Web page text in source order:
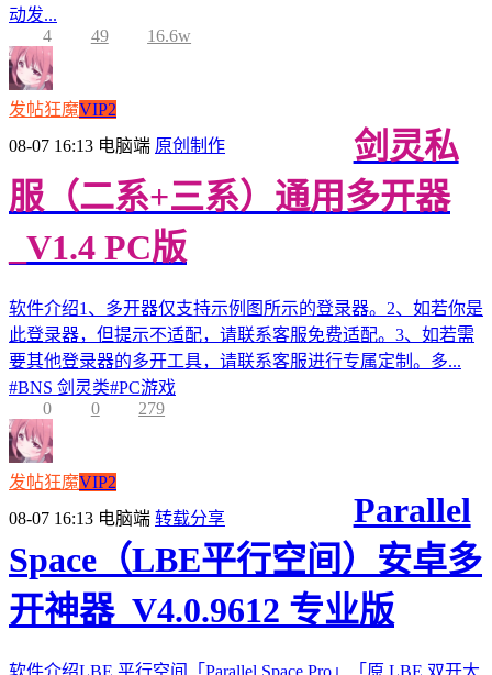
动发...
4
49 16.6w
发帖狂魔VIP2
08-07 16:13 电脑端 原创制作
剑灵私
服（二系+三系）通用多开器
_V1.4 PC版
软件介绍1、多开器仅支持示例图所示的登录器。2、如若你是
此登录器，但提示不适配，请联系客服免费适配。3、如若需
要其他登录器的多开工具，请联系客服进行专属定制。多...
#BNS 剑灵类#PC游戏
0
0 279
发帖狂魔VIP2
08-07 16:13 电脑端 转载分享
Parallel
Space（LBE平行空间）安卓多
开神器_V4.0.9612 专业版
软件介绍LBE 平行空间「Parallel Space Pro」「原 LBE 双开大